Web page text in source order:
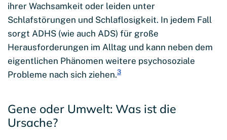
ihrer Wachsamkeit oder leiden unter
Schlafstörungen und Schlaflosigkeit. In jedem Fall
sorgt ADHS (wie auch ADS) für große
Herausforderungen im Alltag und kann neben dem
eigentlichen Phänomen weitere psychosoziale
Probleme nach sich ziehen.3
Gene oder Umwelt: Was ist die
Ursache?